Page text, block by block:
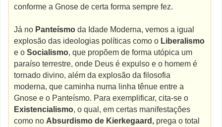
conforme a Gnose de certa forma sempre fez.
Já no Panteísmo da Idade Moderna, vemos a igual
explosão das ideologias políticas como o Liberalismo
e oSocialismo, que propõem de forma utópica um
paraíso terrestre, onde Deus é expulso e o homem é
tornado divino, além da explosão da filosofia
moderna, que caminha numa linha tênue entre a
Gnose e o Panteísmo. Para exemplificar, cita-se o
Existencialismo, o qual, em certas manifestações
como no Absurdismo de Kierkegaard, prega o total